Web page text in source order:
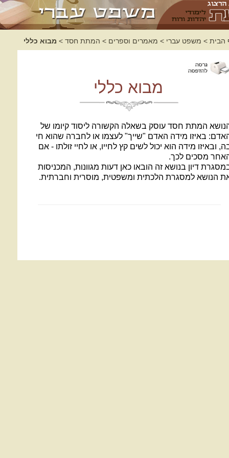
הבית > משפט עברי > מאמרים וספרים > המתת חסד > מבוא כללי
מבוא כללי
המתת חסד עוסק בשאלה הקשורה ליסוד קיומו של
באיזו מידה האדם "שייך" לעצמו או לחברה שהוא חי
ובאיזו מידה הוא יכול לשים קץ לחייו, או לחיי זולתו - אם
מסכים לכך.
דיון בנושא זה הובאו כאן דעות מגוונות, המכניסות
הנושא למסגרת הלכתית ומשפטית, מוסרית וחברתית.